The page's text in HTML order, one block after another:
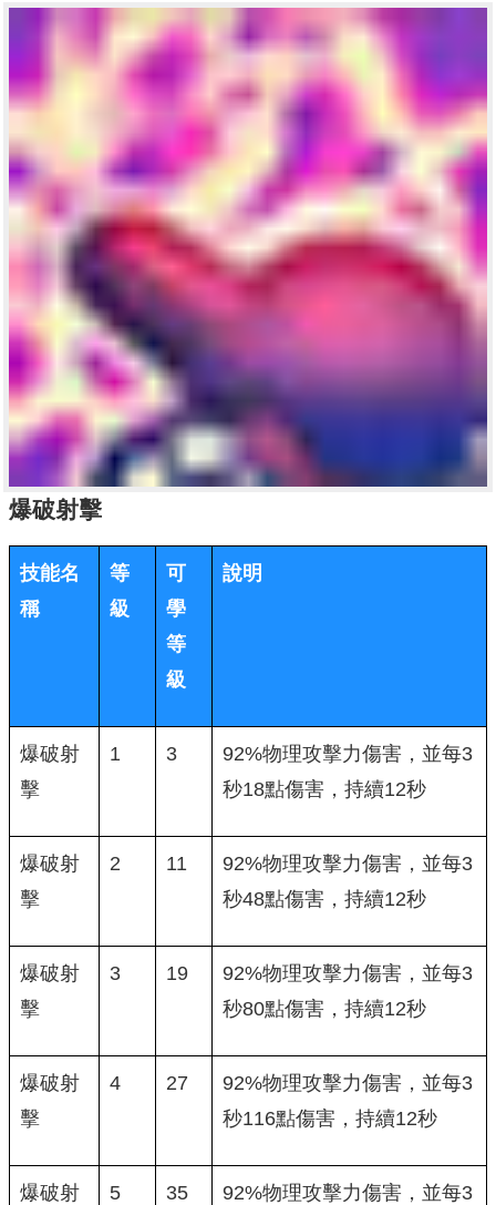
爆破射擊
技能名
稱
等
級
可
學
等
級
說明
爆破射
擊
1 3
92%物理攻擊力傷害，並每3
秒18點傷害，持續12秒
爆破射
擊
2 11
92%物理攻擊力傷害，並每3
秒48點傷害，持續12秒
爆破射
擊
3 19
92%物理攻擊力傷害，並每3
秒80點傷害，持續12秒
爆破射
擊
4 27
92%物理攻擊力傷害，並每3
秒116點傷害，持續12秒
爆破射
5 35
92%物理攻擊力傷害，並每3